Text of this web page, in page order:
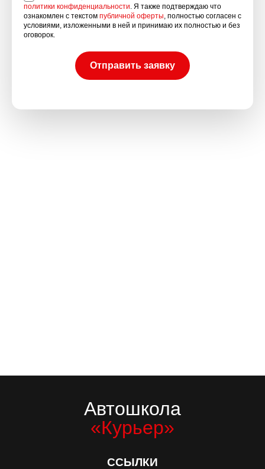
политики конфиденциальности . Я также подтверждаю что
ознакомлен с текстом публичной оферты , полностью согласен с
условиями, изложенными в ней и принимаю их полностью и без
оговорок.
Отправить заявку
Автошкола
«Курьер»
ССЫЛКИ